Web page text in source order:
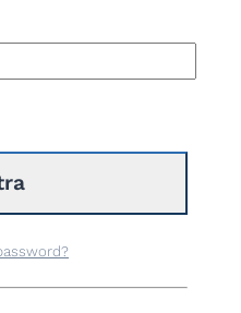
de
amb la informació